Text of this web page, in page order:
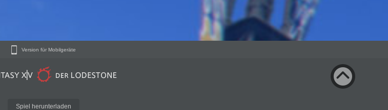
Version für Mobilgeräte
Spiel herunterladen